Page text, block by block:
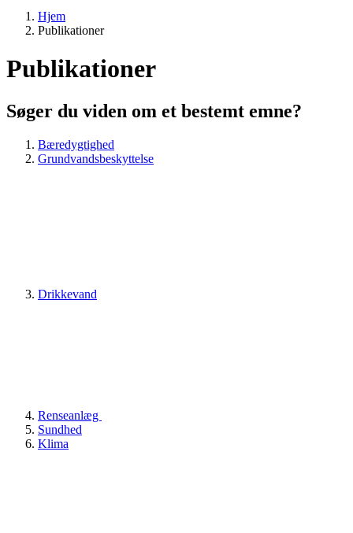
Hjem
Publikationer
Publikationer
Søger du viden om et bestemt emne?
Bæredygtighed
Grundvandsbeskyttelse
Drikkevand
Renseanlæg
Sundhed
Klima